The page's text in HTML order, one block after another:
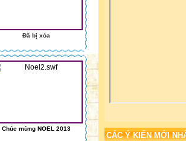
CÁC Ý KIẾN MỚI
Đã bị xóa
Chúc mừng NOEL 2013